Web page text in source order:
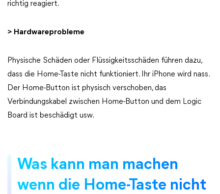
richtig reagiert.
> Hardwareprobleme
Physische Schäden oder Flüssigkeitsschäden führen dazu,
dass die Home-Taste nicht funktioniert. Ihr iPhone wird nass.
Der Home-Button ist physisch verschoben, das
Verbindungskabel zwischen Home-Button und dem Logic
Board ist beschädigt usw.
Was kann man machen
wenn die Home-Taste nicht